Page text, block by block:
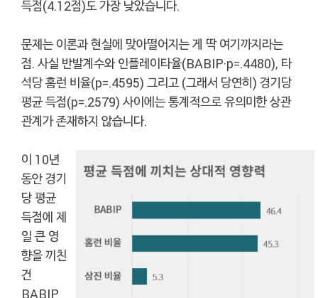
득점(4.12점)도 가장 낮았습니다.
문제는 이론과 현실에 맞아떨어지는 게 딱 여기까지라는
점. 사실 반발계수와 인플레이타율(BABIP·p=.4480), 타
석당 홈런 비율(p=.4595) 그리고 (그래서 당연히) 경기당
평균 득점(p=.2579) 사이에는 통계적으로 유의미한 상관
관계가 존재하지 않습니다.
이 10년
동안 경기
당 평균
득점에 제
일 큰 영
향을 끼친
건
BABIP